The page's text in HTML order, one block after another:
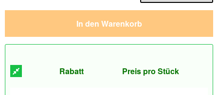
In den Warenkorb
Rabatt Preis pro Stück